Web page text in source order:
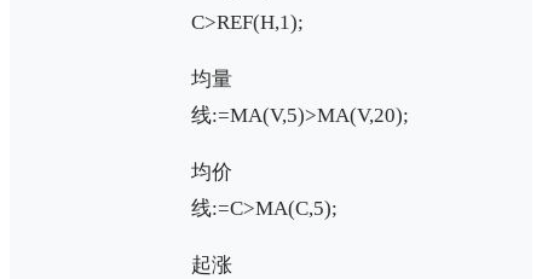
C>REF(H,1);
均量
线:=MA(V,5)>MA(V,20);
均价
线:=C>MA(C,5);
起涨